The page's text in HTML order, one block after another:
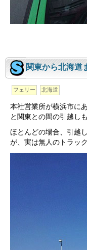
関東から北海道
フェリー 北海道
本社営業所が横浜市に
と関東との間の引越し
ほとんどの場合、引越
が、実は無人のトラッ